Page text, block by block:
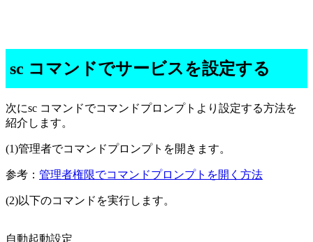
sc コマンドでサービスを設定する
次にsc コマンドでコマンドプロンプトより設定する方法を
紹介します。
(1)管理者でコマンドプロンプトを開きます。
参考： 管理者権限でコマンドプロンプトを開く方法
(2)以下のコマンドを実行します。
自動起動設定